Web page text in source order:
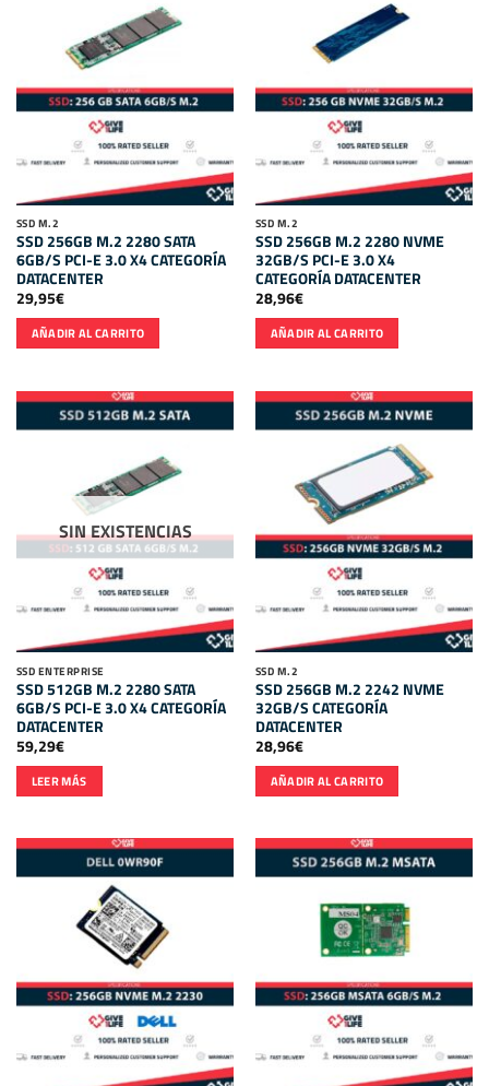
SSD M.2
SSD 256GB M.2 2280 SATA
6GB/S PCI-E 3.0 X4 CATEGORÍA
DATACENTER
29,95€
AÑADIR AL CARRITO
SSD M.2
SSD 256GB M.2 2280 NVME
32GB/S PCI-E 3.0 X4
CATEGORÍA DATACENTER
28,96€
AÑADIR AL CARRITO
SIN EXISTENCIAS
SSD ENTERPRISE
SSD 512GB M.2 2280 SATA
6GB/S PCI-E 3.0 X4 CATEGORÍA
DATACENTER
59,29€
LEER MÁS
SSD M.2
SSD 256GB M.2 2242 NVME
32GB/S CATEGORÍA
DATACENTER
28,96€
AÑADIR AL CARRITO